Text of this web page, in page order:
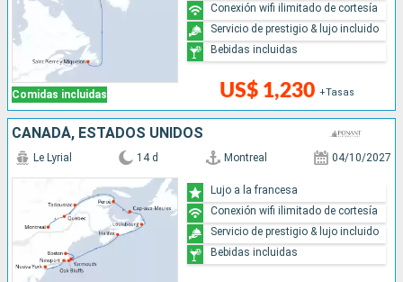
Comidas incluidas US$ 1,230 +Tasas
Conexión wifi ilimitado de cortesía
Servicio de prestigio & lujo incluido
Bebidas incluidas
CANADÁ, ESTADOS UNIDOS
Le Lyrial 14 d Montreal 04/10/2027
Lujo a la francesa
Conexión wifi ilimitado de cortesía
Servicio de prestigio & lujo incluido
Bebidas incluidas